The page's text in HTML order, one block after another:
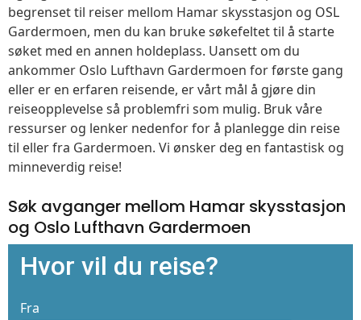
begrenset til reiser mellom Hamar skysstasjon og OSL
Gardermoen, men du kan bruke søkefeltet til å starte
søket med en annen holdeplass. Uansett om du
ankommer Oslo Lufthavn Gardermoen for første gang
eller er en erfaren reisende, er vårt mål å gjøre din
reiseopplevelse så problemfri som mulig. Bruk våre
ressurser og lenker nedenfor for å planlegge din reise
til eller fra Gardermoen. Vi ønsker deg en fantastisk og
minneverdig reise!
Søk avganger mellom Hamar skysstasjon
og Oslo Lufthavn Gardermoen
Hvor vil du reise?
Fra